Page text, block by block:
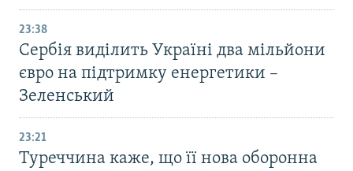
23:38
Сербія виділить Україні два мільйони
євро на підтримку енергетики –
Зеленський
23:21
Туреччина каже, що її нова оборонна